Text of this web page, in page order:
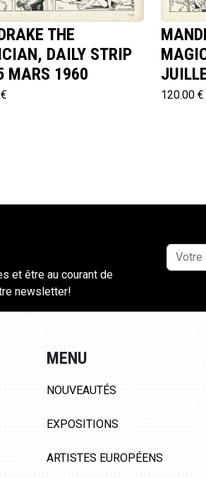
THE
DAILY STRIP
MARS 1960
120.00 €
et être au courant de
newsletter!
MENU
NOUVEAUTÉS
EXPOSITIONS
ARTISTES EUROPÉENS